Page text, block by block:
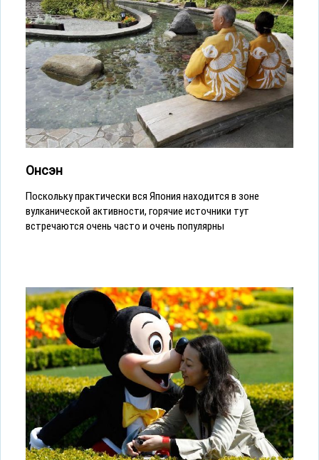
Онсэн
Поскольку практически вся Япония находится в зоне
вулканической активности, горячие источники тут
встречаются очень часто и очень популярны